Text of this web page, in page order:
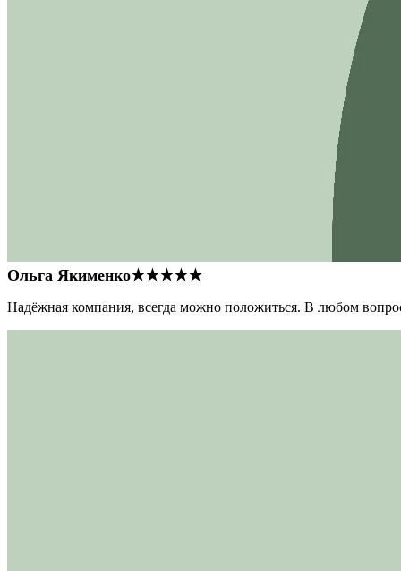
Ольга Якименко★★★★★
Надёжная компания, всегда можно положиться. В любом